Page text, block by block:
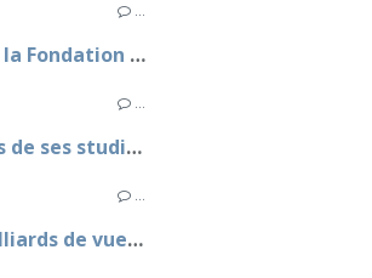
…
Découvrez les talents de la Fondation Culture & Diversité qui exposeront leurs œuvres lors de l’édition 2025 de 100% L’EXPO
…
Webedia ouvre les portes de ses studios au grand public le samedi 23 septembre 2023
…
Webedia - Plus de 100 milliards de vues sur les chaines YouTube des influenceurs francophones en 2019